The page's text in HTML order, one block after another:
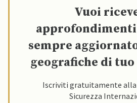
Vuoi
sempre
geografiche di tuo
Iscriviti gratuitamente
Sicurezza